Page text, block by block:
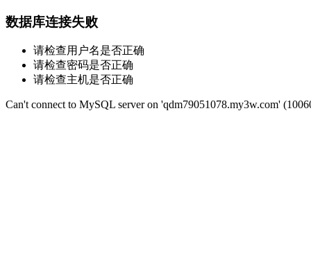
数据库连接失败
请检查用户名是否正确
请检查密码是否正确
请检查主机是否正确
Can't connect to MySQL server on 'qdm79051078.my3w.com'